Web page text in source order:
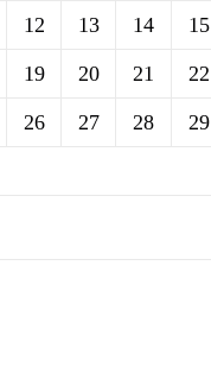
12 13 14 15
19 20 21 22
26 27 28 29